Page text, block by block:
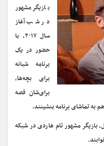
بازیگر مشهور
در شب آغاز
سال ۲۰۱۷، با
حضور در یک
برنامه شبانه
برای بچه‌ها،
برای‌شان قصه
به تماشای برنامه بنشینند.
بازیگر مشهور تام هاردی در شبکه